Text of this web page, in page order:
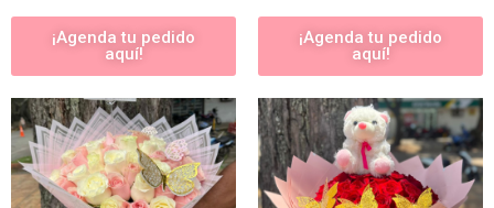
¡Agenda tu pedido
aquí!
¡Agenda tu pedido
aquí!